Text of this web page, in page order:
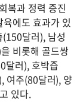
복과 정력 증진
에도 효과가 있
달러), 남성
비롯해 골드쌍
달러), 호박즙
여주(80달러), 양
있다.